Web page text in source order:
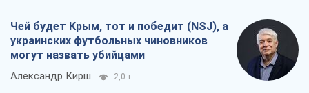
Чей будет Крым, тот и победит (NSJ), а
украинских футбольных чиновников
могут назвать убийцами
Александр Кирш 2,0 т.